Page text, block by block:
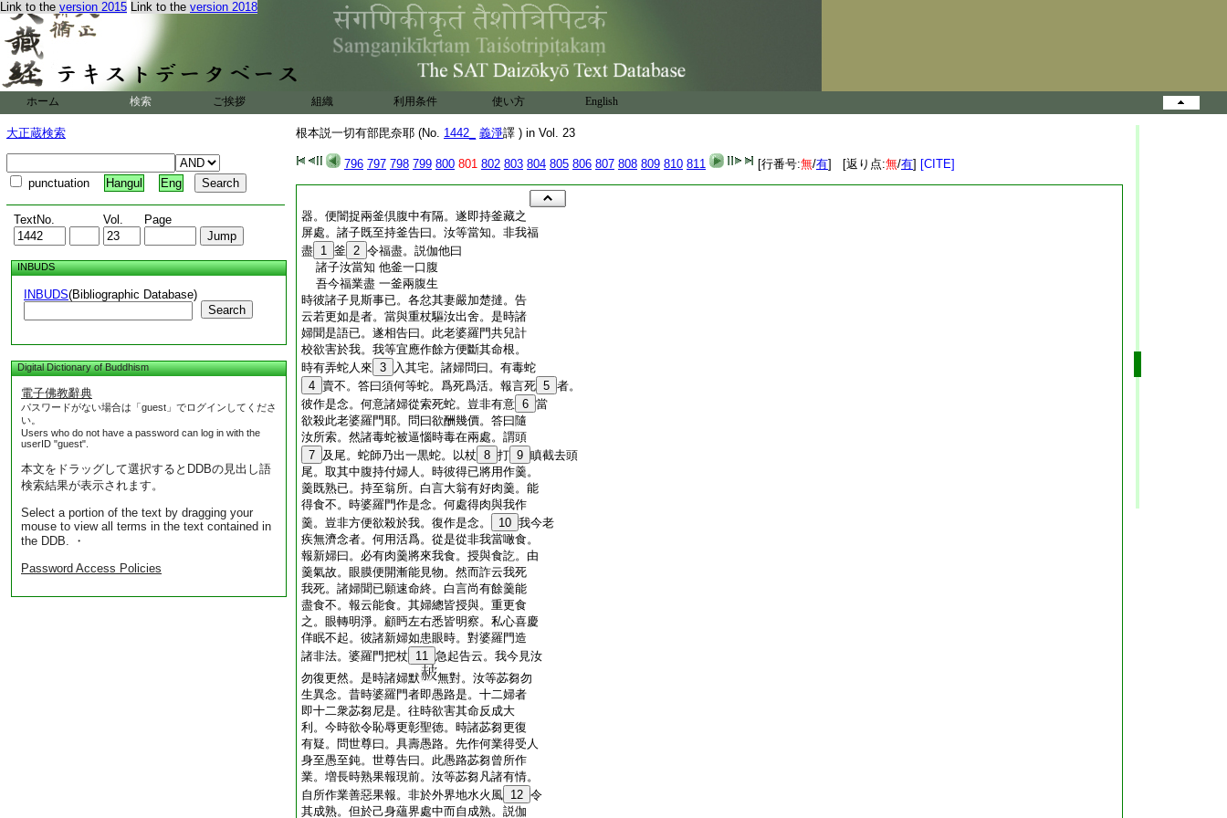
Link to the version 2015 Link to the version 2018
ホーム 検索 ご挨拶 組織 利用条件 使い方 English
大正蔵検索
punctuation Hangul Eng
TextNo. Vol. Page
INBUDS
INBUDS(Bibliographic Database)
Search
Digital Dictionary of Buddhism
電子佛教辭典
パスワードがない場合は「guest」でログインしてくださ
い。
Users who do not have a password can log in with the
userID "guest".
本文をドラッグして選択するとDDBの見出し語
検索結果が表示されます。
Select a portion of the text by dragging your
mouse to view all terms in the text contained in
the DDB. ・
Password Access Policies
根本説一切有部毘奈耶 (No. 1442_ 義淨譯 ) in Vol. 23
796 797 798 799 800 801 802 803 804 805 806 807 808 809 810 811 [行番号:無/有] [返り点:無/有] [CITE]
器。便闇捉兩釜倶腹中有隔。遂即持釜藏之
屏處。諸子既至持釜告曰。汝等當知。非我福
盡 1 釜 2 令福盡。説伽他曰
諸子汝當知 他釜一口腹
吾今福業盡 一釜兩腹生
時彼諸子見斯事已。各忿其妻嚴加楚撻。告
云若更如是者。當與重杖驅汝出舍。是時諸
婦聞是語已。遂相告曰。此老婆羅門共兒計
校欲害於我。我等宜應作餘方便斷其命根。
時有弄蛇人來 3
入其宅。諸婦問曰。有毒蛇
4 賣不。答曰須何等蛇。爲死爲活。報言死 5 者。
彼作是念。何意諸婦從索死蛇。豈非有意 6 當
欲殺此老婆羅門耶。問曰欲酬幾價。答曰隨
汝所索。然諸毒蛇被逼惱時毒在兩處。謂頭
7 及尾。蛇師乃出一黒蛇。以杖 8 打 9 瞋截去頭
尾。取其中腹持付婦人。時彼得已將用作羹。
羹既熟已。持至翁所。白言大翁有好肉羹。能
得食不。時婆羅門作是念。何處得肉與我作
羹。豈非方便欲殺於我。復作是念。
10 我今老
疾無濟念者。何用活爲。從是從非我當噉食。
報新婦曰。必有肉羹將來我食。授與食訖。由
羹氣故。眼膜便開漸能見物。然而詐云我死
我死。諸婦聞已願速命終。白言尚有餘羹能
盡食不。報云能食。其婦總皆授與。重更食
之。眼轉明淨。顧眄左右悉皆明察。私心喜慶
佯眠不起。彼諸新婦如患眼時。對婆羅門造
諸非法。婆羅門把杖 11 急起告云。我今見汝
勿復更然。是時諸婦默
無對。汝等苾芻勿
生異念。昔時婆羅門者即愚路是。十二婦者
即十二衆苾芻尼是。往時欲害其命反成大
利。今時欲令恥辱更彰聖徳。時諸苾芻更復
有疑。問世尊曰。具壽愚路。先作何業得受人
身至愚至鈍。世尊告曰。此愚路苾芻曾所作
業。増長時熟果報現前。汝等苾芻凡諸有情。
自所作業善惡果報。非於外界地水火風 12 令
其成熟。但於己身蘊界處中而自成熟。説伽